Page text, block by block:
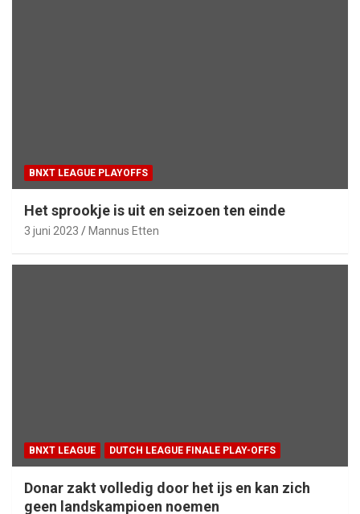
BNXT LEAGUE PLAYOFFS
Het sprookje is uit en seizoen ten einde
3 juni 2023 Mannus Etten
BNXT LEAGUE DUTCH LEAGUE FINALE PLAY-OFFS
Donar zakt volledig door het ijs en kan zich
geen landskampioen noemen